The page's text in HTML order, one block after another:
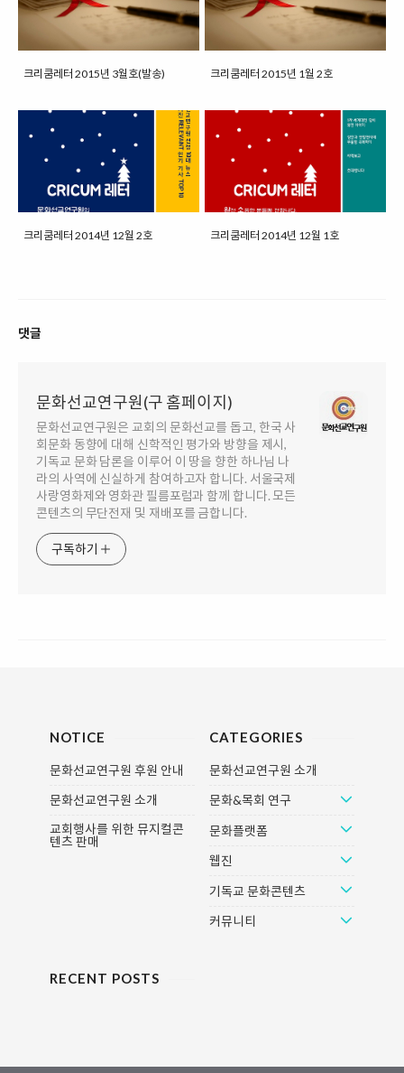
크리쿰레터 2015년 3월호(발송) 크리쿰레터 2015년 1월 2호
크리쿰레터 2014년 12월 2호 크리쿰레터 2014년 12월 1호
댓글
문화선교연구원(구 홈페이지)
문화선교연구원은 교회의 문화선교를 돕고, 한국 사
회문화 동향에 대해 신학적인 평가와 방향을 제시,
기독교 문화 담론을 이루어 이 땅을 향한 하나님 나
라의 사역에 신실하게 참여하고자 합니다. 서울국제
사랑영화제와 영화관 필름포럼과 함께 합니다. 모든
콘텐츠의 무단전재 및 재배포를 금합니다.
구독하기
NOTICE
문화선교연구원 후원 안내
문화선교연구원 소개
교회행사를 위한 뮤지컬콘
텐츠 판매
CATEGORIES
문화선교연구원 소개
문화&목회 연구
문화플랫폼
웹진
기독교 문화콘텐츠
커뮤니티
RECENT POSTS